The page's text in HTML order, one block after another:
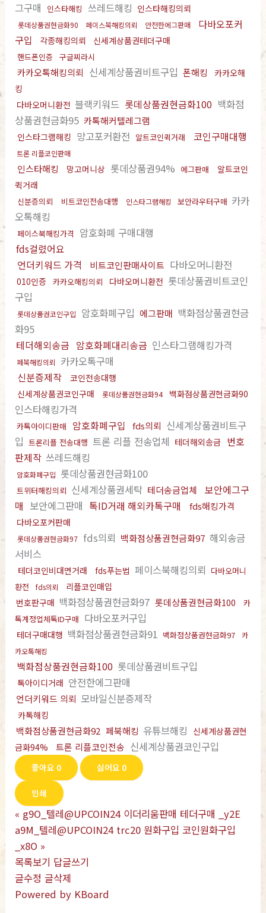
그구매
인스타해킹 쓰레드해킹 인스타해킹의뢰
롯데상품권현금화90 페이스북해킹의뢰 안전한에그판매
다바오포커
구입
각종해킹의뢰 신세계상품권테더구매
핸드폰인증 구글찌라시
카카오톡해킹의뢰 신세계상품권비트구입 폰해킹
카카오해
킹
다바오머니환전 블랙키워드 롯데상품권현금화100 백화점
상품권현금화95 카톡해커텔레그램
인스타그램해킹 망고포커환전 알트코인퀵거래 코인구매대행
트론 리플코인판매
인스타해킹 망고머니상 롯데상품권94% 에그판매
알트코인
퀵거래
신분증의뢰 비트코인전송대행 인스타그램해킹 보안라우터구매 카카
오톡해킹
페이스북해킹가격
암호화폐 구매대행
fds걸렸어요
언더키워드 가격
비트코인판매사이트 다바오머니환전
010인증 카카오해킹의뢰 다바오머니환전 롯데상품권비트코인
구입
롯데상품권코인구입 암호화폐구입 에그판매 백화점상품권현금
화95
테더해외송금 암호화폐대리송금 인스타그램해킹가격
페북해킹의뢰
카카오톡구매
신분증제작
코인전송대행
신세계상품권코인구매
롯데상품권현금화94 백화점상품권현금화90
인스타해킹가격
카톡아이디판매 암호화폐구입 fds의뢰 신세계상품권비트구
입 트론리플 전송대행 트론 리플 전송업체 테더해외송금 번호
판제작 쓰레드해킹
암호화폐구입 롯데상품권현금화100
트위터해킹의뢰 신세계상품권세탁 테더송금업체
보안에그구
매 보안에그판매 톡ID거래 해외카톡구매 fds해킹가격
다바오포커판매
롯데상품권현금화97 fds의뢰 백화점상품권현금화97 해외송금
서비스
테더코인비대면거래 fds푸는법 페이스북해킹의뢰 다바오머니
환전
fds의뢰
리플코인매입
번호판구매 백화점상품권현금화97 롯데상품권현금화100
카
톡계정업체톡ID구매 다바오포커구입
테더구매대행 백화점상품권현금화91 백화점상품권현금화97
카
카오톡해킹
백화점상품권현금화100 롯데상품권비트구입
톡아이디거래 안전한에그판매
언더키워드 의뢰 모바일신분증제작
카톡해킹
백화점상품권현금화92 페북해킹 유튜브해킹 신세계상품권현
금화94%
트론 리플코인전송 신세계상품권코인구입
좋아요 0 싫어요 0
인쇄
« g9O_텔레@UPCOIN24 이더리움판매 테더구매 _y2E
a9M_텔레@UPCOIN24 trc20 원화구입 코인원화구입
_x8O »
목록보기 답글쓰기
글수정 글삭제
Powered by KBoard